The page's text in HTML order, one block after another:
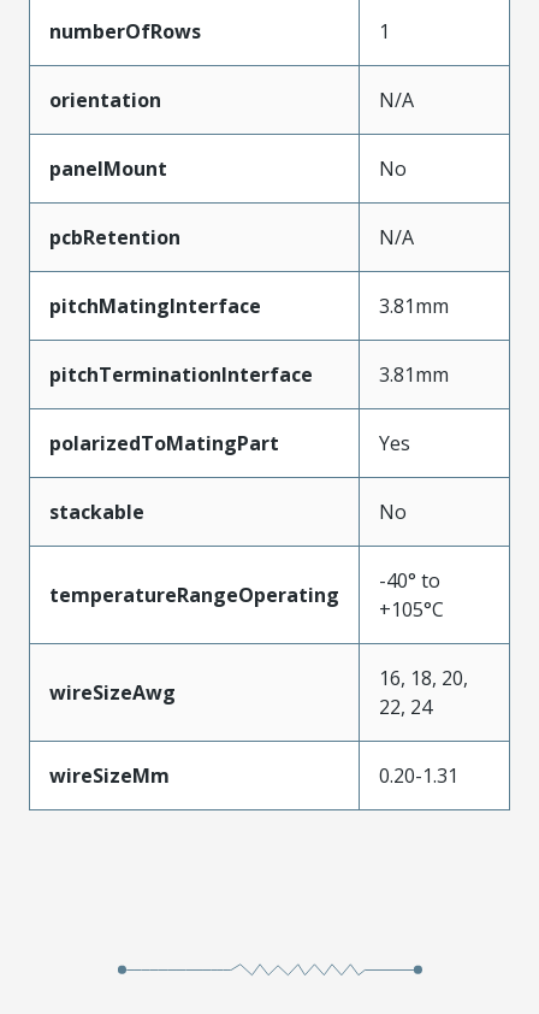
numberOfRows 1
orientation N/A
panelMount No
pcbRetention N/A
pitchMatingInterface 3.81mm
pitchTerminationInterface 3.81mm
polarizedToMatingPart Yes
stackable No
temperatureRangeOperating
-40° to
+105°C
wireSizeAwg
16, 18, 20,
22, 24
wireSizeMm 0.20-1.31